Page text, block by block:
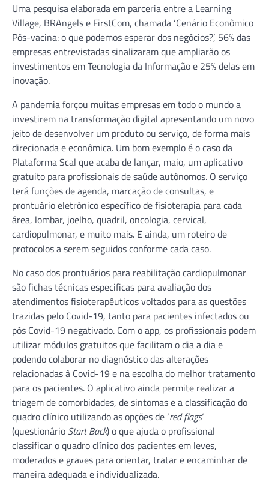
Uma pesquisa elaborada em parceria entre a Learning
Village, BRAngels e FirstCom, chamada ‘Cenário Econômico
Pós-vacina: o que podemos esperar dos negócios?’, 56% das
empresas entrevistadas sinalizaram que ampliarão os
investimentos em Tecnologia da Informação e 25% delas em
inovação.
A pandemia forçou muitas empresas em todo o mundo a
investirem na transformação digital apresentando um novo
jeito de desenvolver um produto ou serviço, de forma mais
direcionada e econômica. Um bom exemplo é o caso da
Plataforma Scal que acaba de lançar, maio, um aplicativo
gratuito para profissionais de saúde autônomos. O serviço
terá funções de agenda, marcação de consultas, e
prontuário eletrônico específico de fisioterapia para cada
área, lombar, joelho, quadril, oncologia, cervical,
cardiopulmonar, e muito mais. E ainda, um roteiro de
protocolos a serem seguidos conforme cada caso.
No caso dos prontuários para reabilitação cardiopulmonar
são fichas técnicas especificas para avaliação dos
atendimentos fisioterapêuticos voltados para as questões
trazidas pelo Covid-19, tanto para pacientes infectados ou
pós Covid-19 negativado. Com o app, os profissionais podem
utilizar módulos gratuitos que facilitam o dia a dia e
podendo colaborar no diagnóstico das alterações
relacionadas à Covid-19 e na escolha do melhor tratamento
para os pacientes. O aplicativo ainda permite realizar a
triagem de comorbidades, de sintomas e a classificação do
quadro clínico utilizando as opções de ‘red flags‘
(questionário Start Back) o que ajuda o profissional
classificar o quadro clínico dos pacientes em leves,
moderados e graves para orientar, tratar e encaminhar de
maneira adequada e individualizada.